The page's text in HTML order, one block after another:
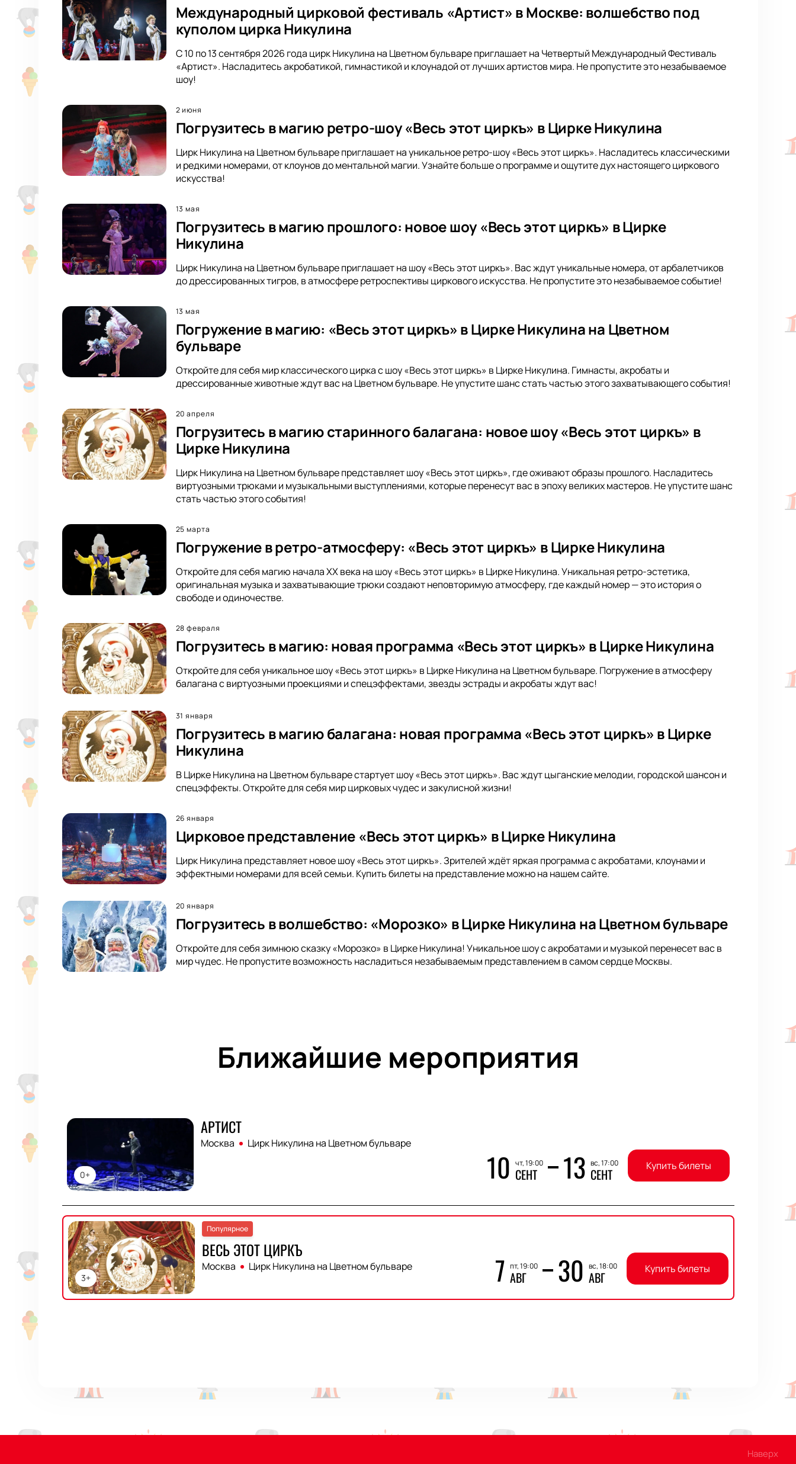
Международный цирковой фестиваль «Артист» в Москве: волшебство под
куполом цирка Никулина
С 10 по 13 сентября 2026 года цирк Никулина на Цветном бульваре приглашает на Четвертый Международный Фестиваль
«Артист». Насладитесь акробатикой, гимнастикой и клоунадой от лучших артистов мира. Не пропустите это незабываемое
шоу!
2 июня
Погрузитесь в магию ретро-шоу «Весь этот циркъ» в Цирке Никулина
Цирк Никулина на Цветном бульваре приглашает на уникальное ретро-шоу «Весь этот циркъ». Насладитесь классическими
и редкими номерами, от клоунов до ментальной магии. Узнайте больше о программе и ощутите дух настоящего циркового
искусства!
13 мая
Погрузитесь в магию прошлого: новое шоу «Весь этот циркъ» в Цирке
Никулина
Цирк Никулина на Цветном бульваре приглашает на шоу «Весь этот циркъ». Вас ждут уникальные номера, от арбалетчиков
до дрессированных тигров, в атмосфере ретроспективы циркового искусства. Не пропустите это незабываемое событие!
13 мая
Погружение в магию: «Весь этот циркъ» в Цирке Никулина на Цветном
бульваре
Откройте для себя мир классического цирка с шоу «Весь этот циркъ» в Цирке Никулина. Гимнасты, акробаты и
дрессированные животные ждут вас на Цветном бульваре. Не упустите шанс стать частью этого захватывающего события!
20 апреля
Погрузитесь в магию старинного балагана: новое шоу «Весь этот циркъ» в
Цирке Никулина
Цирк Никулина на Цветном бульваре представляет шоу «Весь этот циркъ», где оживают образы прошлого. Насладитесь
виртуозными трюками и музыкальными выступлениями, которые перенесут вас в эпоху великих мастеров. Не упустите шанс
стать частью этого события!
25 марта
Погружение в ретро-атмосферу: «Весь этот циркъ» в Цирке Никулина
Откройте для себя магию начала XX века на шоу «Весь этот циркъ» в Цирке Никулина. Уникальная ретро-эстетика,
оригинальная музыка и захватывающие трюки создают неповторимую атмосферу, где каждый номер — это история о
свободе и одиночестве.
28 февраля
Погрузитесь в магию: новая программа «Весь этот циркъ» в Цирке Никулина
Откройте для себя уникальное шоу «Весь этот циркъ» в Цирке Никулина на Цветном бульваре. Погружение в атмосферу
балагана с виртуозными проекциями и спецэффектами, звезды эстрады и акробаты ждут вас!
31 января
Погрузитесь в магию балагана: новая программа «Весь этот циркъ» в Цирке
Никулина
В Цирке Никулина на Цветном бульваре стартует шоу «Весь этот циркъ». Вас ждут цыганские мелодии, городской шансон и
спецэффекты. Откройте для себя мир цирковых чудес и закулисной жизни!
26 января
Цирковое представление «Весь этот циркъ» в Цирке Никулина
Цирк Никулина представляет новое шоу «Весь этот циркъ». Зрителей ждёт яркая программа с акробатами, клоунами и
эффектными номерами для всей семьи. Купить билеты на представление можно на нашем сайте.
20 января
Погрузитесь в волшебство: «Морозко» в Цирке Никулина на Цветном бульваре
Откройте для себя зимнюю сказку «Морозко» в Цирке Никулина! Уникальное шоу с акробатами и музыкой перенесет вас в
мир чудес. Не пропустите возможность насладиться незабываемым представлением в самом сердце Москвы.
Ближайшие мероприятия
0+
АРТИСТ
Москва Цирк Никулина на Цветном бульваре
10 чт, 19:00
СЕНТ 13 вс, 17:00
СЕНТ Купить билеты
3+
Популярное
ВЕСЬ ЭТОТ ЦИРКЪ
Москва Цирк Никулина на Цветном бульваре 7 пт, 19:00
АВГ 30 вс, 18:00
АВГ Купить билеты
Наверх